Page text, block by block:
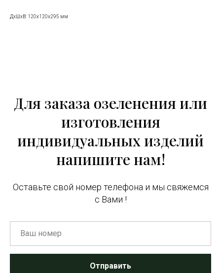
ДxШxВ: 120x120x295 мм
Для заказа озеленения или
изготовления
индивидуальных изделий
напишите нам!
Оставьте свой номер телефона и мы свяжемся
с Вами !
Отправить